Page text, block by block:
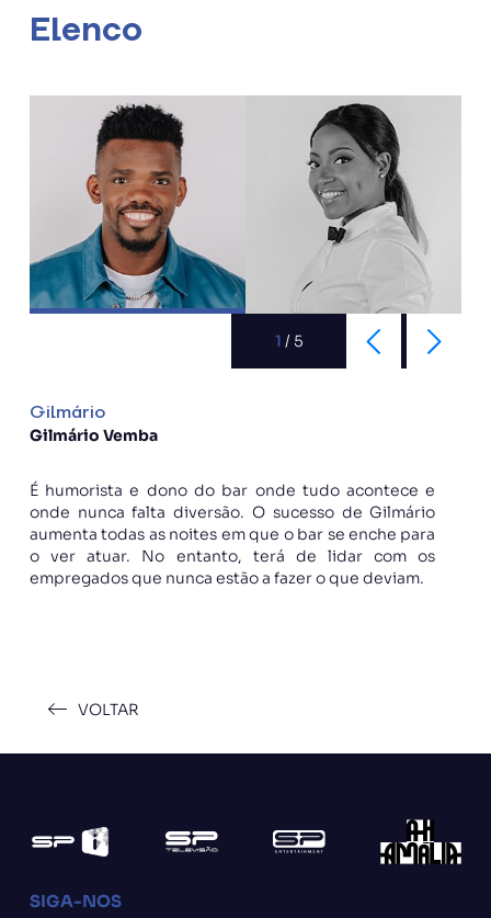
Elenco
1 / 5
Gilmário
Gilmário Vemba
É humorista e dono do bar onde tudo acontece e
onde nunca falta diversão. O sucesso de Gilmário
aumenta todas as noites em que o bar se enche para
o ver atuar. No entanto, terá de lidar com os
empregados que nunca estão a fazer o que deviam.
VOLTAR
SIGA-NOS